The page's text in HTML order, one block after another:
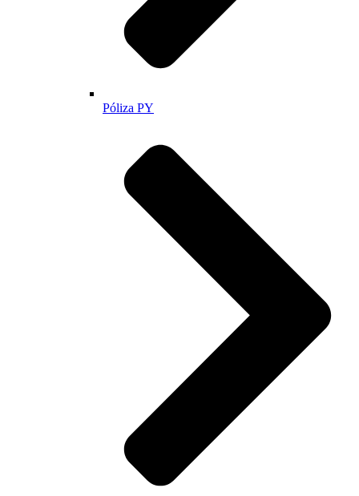
Póliza PY